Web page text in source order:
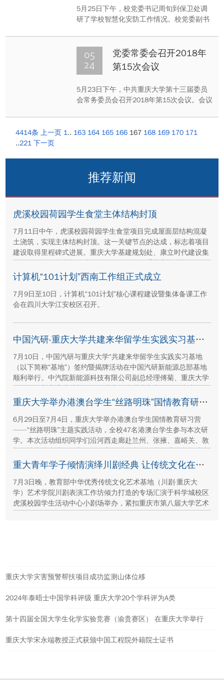
5月25日下午，校党委书记周旬到保卫处调
研了学校智慧化安防工作情况。校党委副书
05
24
党委常委会召开2018年
第15次会议
5月23日下午，中共重庆大学第十三届委员
会常务委员会召开2018年第15次会议。会议
4414条 上一页 1.. 163 164 165 166 167 168 169 170 171
..221 下一页
推荐新闻
虎溪校园荷园学生食堂主体结构封顶
7月11日中午，虎溪校园荷园学生食堂项目完成屋面层结构混凝
土浇筑，实现主体结构封顶。这一关键节点的达成，标志着项目
建设取得里程碑式进展。重庆大学基建规划处、康立时代建设集
团有限公司、湖南顺天建设集团有限公司、重庆方郡建设工程咨
询有限公司等参建单位代表现场参与封顶仪式。
计算机“101计划”西南工作组正式成立
7月9日至10日，计算机“101计划”核心课程建设暨集体备课工作
会在四川大学江安校区召开。
中国汽研-重庆大学共建来华留学生实践实习基地签约暨揭牌活动举行
7月10日，中国汽研与重庆大学“共建来华留学生实践实习基地
（以下简称“基地”）签约暨揭牌活动在中国汽研新能源总部基地
顺利举行。中汽院新能源科技有限公司副总经理傅菊、重庆大学
国际合作与交流处处长兼留学生事务管理中心主任阳春出席活
动，双方相关职能负责人、教师代表及来华留学生代表共同参重庆大学举办港澳台学生“丝路明珠”国情教育研习营
6月29日至7月4日，重庆大学举办港澳台学生国情教育研习营
——“丝路明珠”主题实践活动，全校47名港澳台学生参与本次研
学。本次活动组织同学们沿河西走廊赴兰州、张掖、嘉峪关、敦
煌多地实地走访，深入了解国家在丝路文明传承、世界文化遗产
保护、西北地质生态治理等方面的建设成就与发展路径。
重大青年学子倾情演绎川剧经典 让传统文化在校园“活”起来
7月3日晚，教育部中华优秀传统文化艺术基地（川剧·重庆大
学）艺术学院川剧表演工作坊倾力打造的专场汇演于科学城校区
虎溪校园学生活动中心小剧场举办，紧扣重庆市第八届大学艺术
重庆大学灾害预警帮扶项目成功监测山体位移
2024年泰晤士中国学科评级 重庆大学20个学科评为A类
第十四届全国大学生化学实验竞赛（渝贵赛区） 在重庆大学举行
重庆大学宋永端教授正式获颁中国工程院外籍院士证书